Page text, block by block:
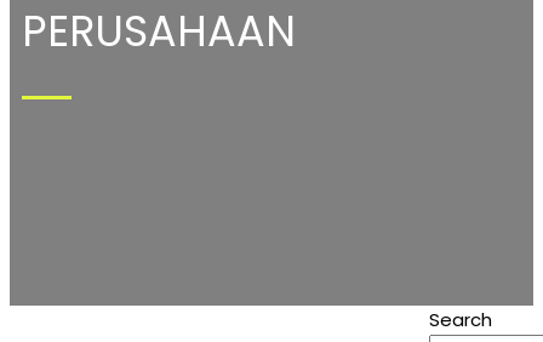
PERUSAHAAN
Search